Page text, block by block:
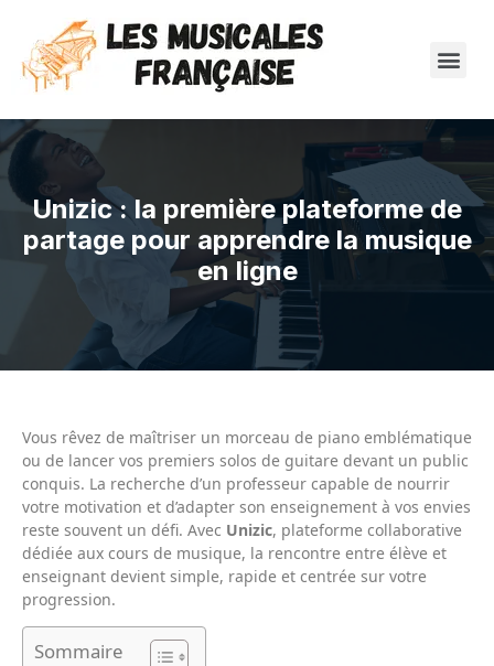
Unizic : la première plateforme de
partage pour apprendre la musique
en ligne
Vous rêvez de maîtriser un morceau de piano emblématique
ou de lancer vos premiers solos de guitare devant un public
conquis. La recherche d’un professeur capable de nourrir
votre motivation et d’adapter son enseignement à vos envies
reste souvent un défi. Avec Unizic, plateforme collaborative
dédiée aux cours de musique, la rencontre entre élève et
enseignant devient simple, rapide et centrée sur votre
progression.
Sommaire